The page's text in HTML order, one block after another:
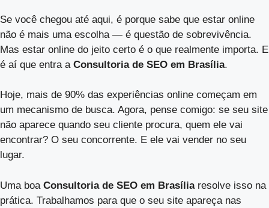
Se você chegou até aqui, é porque sabe que estar online
não é mais uma escolha — é questão de sobrevivência.
Mas estar online do jeito certo é o que realmente importa. E
é aí que entra a Consultoria de SEO em Brasília.
Hoje, mais de 90% das experiências online começam em
um mecanismo de busca. Agora, pense comigo: se seu site
não aparece quando seu cliente procura, quem ele vai
encontrar? O seu concorrente. E ele vai vender no seu
lugar.
Uma boa Consultoria de SEO em Brasíliaresolve isso na
prática. Trabalhamos para que o seu site apareça nas